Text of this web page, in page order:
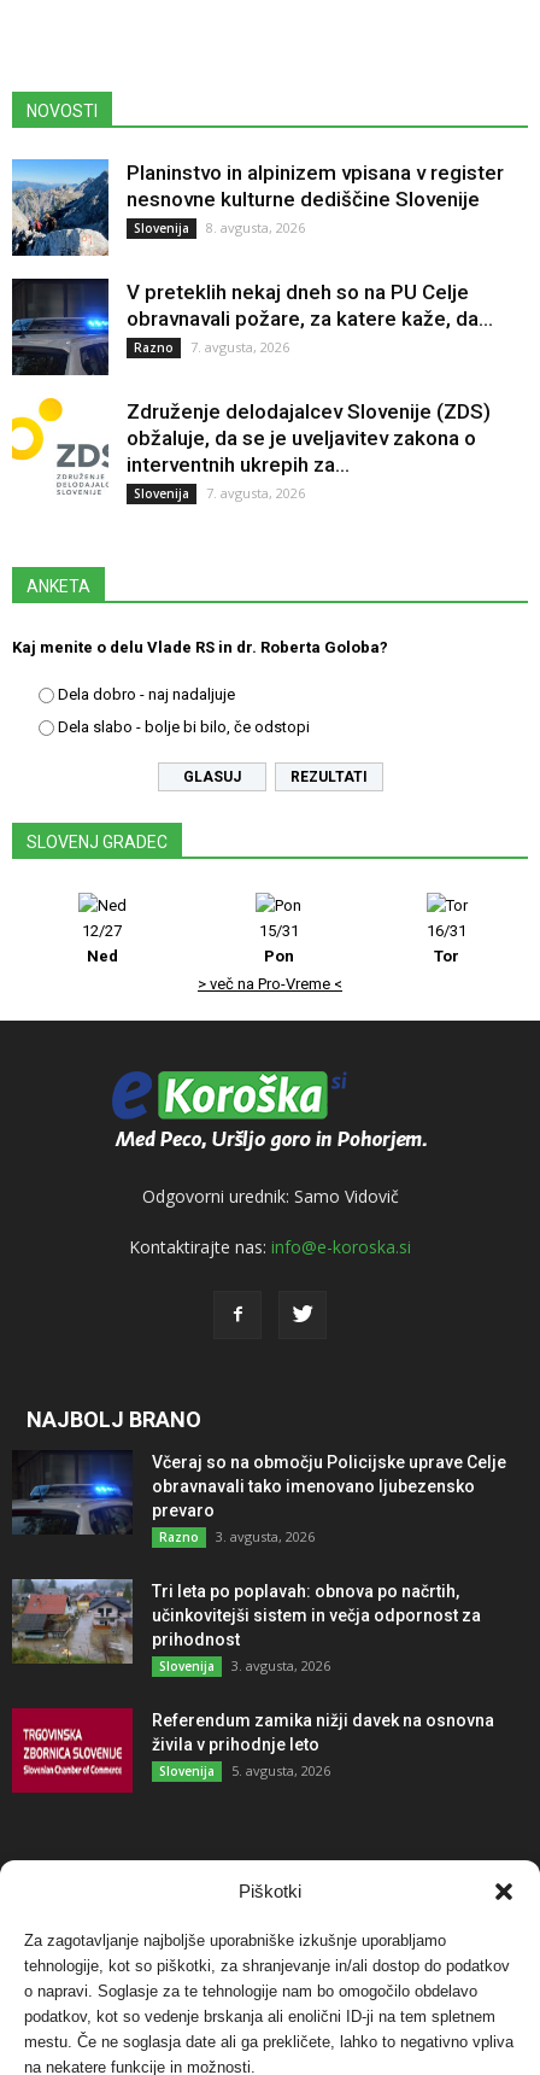
Piškotki
Za zagotavljanje najboljše uporabniške izkušnje uporabljamo
tehnologije, kot so piškotki, za shranjevanje in/ali dostop do podatkov
o napravi. Soglasje za te tehnologije nam bo omogočilo obdelavo
podatkov, kot so vedenje brskanja ali enolični ID-ji na tem spletnem
mestu. Če ne soglasja date ali ga prekličete, lahko to negativno vpliva
na nekatere funkcije in možnosti.
NOVOSTI
Planinstvo in alpinizem vpisana v register
nesnovne kulturne dediščine Slovenije
Slovenija 8. avgusta, 2026
V preteklih nekaj dneh so na PU Celje
obravnavali požare, za katere kaže, da...
Razno 7. avgusta, 2026
Združenje delodajalcev Slovenije (ZDS)
obžaluje, da se je uveljavitev zakona o
interventnih ukrepih za...
Slovenija 7. avgusta, 2026
ANKETA
Kaj menite o delu Vlade RS in dr. Roberta Goloba?
Dela dobro - naj nadaljuje
Dela slabo - bolje bi bilo, če odstopi
REZULTATI
SLOVENJ GRADEC
12/27
Ned
15/31
Pon
16/31
Tor
> več na Pro-Vreme <
Odgovorni urednik: Samo Vidovič
Kontaktirajte nas: info@e-koroska.si
NAJBOLJ BRANO
Včeraj so na območju Policijske uprave Celje
obravnavali tako imenovano ljubezensko
prevaro
Razno 3. avgusta, 2026
Tri leta po poplavah: obnova po načrtih,
učinkovitejši sistem in večja odpornost za
prihodnost
Slovenija 3. avgusta, 2026
Referendum zamika nižji davek na osnovna
živila v prihodnje leto
Slovenija 5. avgusta, 2026
NAJBOLJ KOMENTIRANO
Protest proti vetrnim elektrarnam na Ojstrici, v
svetu pa vedno bolj...
Dogodki 12. maja, 2017
Tožilstvo v Celovcu v korist elektrarnam